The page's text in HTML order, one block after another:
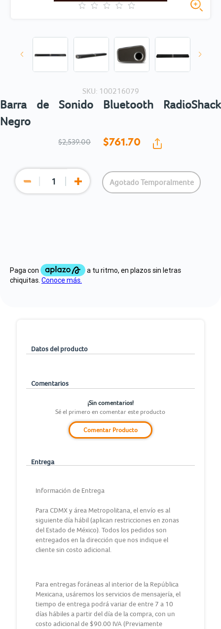
SKU: 100216079
Barra de Sonido Bluetooth RadioShack
Negro
$2,539.00 $761.70
Agotado Temporalmente
Datos del producto
Comentarios
¡Sin comentarios!
Sé el primero en comentar este producto
Comentar Producto
Entrega
Información de Entrega
Para CDMX y área Metropolitana, el envío es al
siguiente día hábil (aplican restricciones en zonas
del Estado de México). Todos los pedidos son
entregados en la dirección que nos indique el
cliente sin costo adicional.
Para entregas foráneas al interior de la República
Mexicana, usáremos los servicios de mensajería, el
tiempo de entrega podrá variar de entre 7 a 10
días hábiles a partir del día de la compra, con un
costo adicional de $90.00 IVA (Previamente